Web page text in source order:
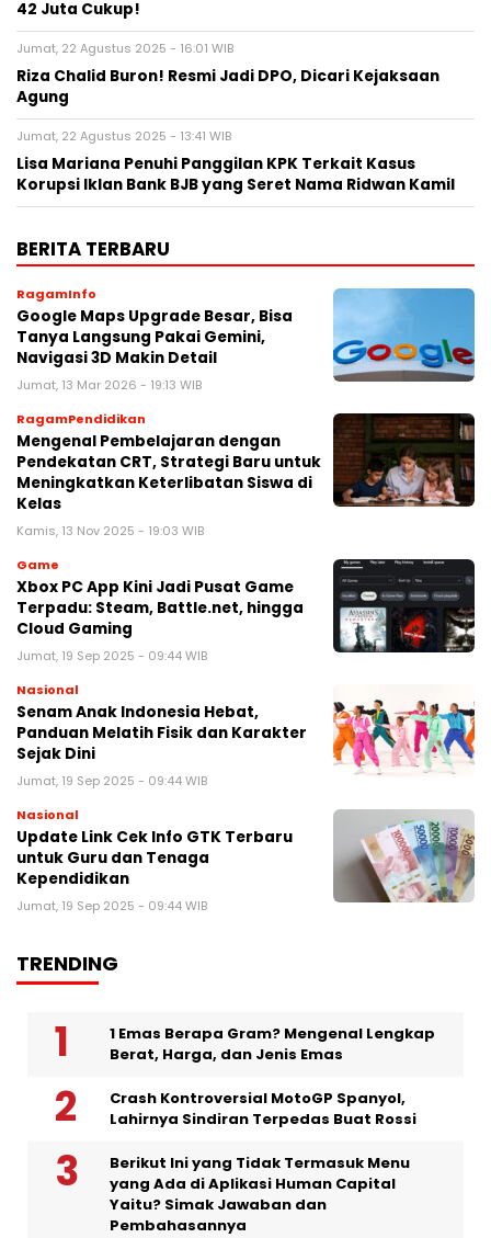
42 Juta Cukup!
Jumat, 22 Agustus 2025 - 16:01 WIB
Riza Chalid Buron! Resmi Jadi DPO, Dicari Kejaksaan
Agung
Jumat, 22 Agustus 2025 - 13:41 WIB
Lisa Mariana Penuhi Panggilan KPK Terkait Kasus
Korupsi Iklan Bank BJB yang Seret Nama Ridwan Kamil
BERITA TERBARU
RagamInfo
Google Maps Upgrade Besar, Bisa
Tanya Langsung Pakai Gemini,
Navigasi 3D Makin Detail
Jumat, 13 Mar 2026 - 19:13 WIB
RagamPendidikan
Mengenal Pembelajaran dengan
Pendekatan CRT, Strategi Baru untuk
Meningkatkan Keterlibatan Siswa di
Kelas
Kamis, 13 Nov 2025 - 19:03 WIB
Game
Xbox PC App Kini Jadi Pusat Game
Terpadu: Steam, Battle.net, hingga
Cloud Gaming
Jumat, 19 Sep 2025 - 09:44 WIB
Nasional
Senam Anak Indonesia Hebat,
Panduan Melatih Fisik dan Karakter
Sejak Dini
Jumat, 19 Sep 2025 - 09:44 WIB
Nasional
Update Link Cek Info GTK Terbaru
untuk Guru dan Tenaga
Kependidikan
Jumat, 19 Sep 2025 - 09:44 WIB
TRENDING
1 Emas Berapa Gram? Mengenal Lengkap
Berat, Harga, dan Jenis Emas
Crash Kontroversial MotoGP Spanyol,
Lahirnya Sindiran Terpedas Buat Rossi
Berikut Ini yang Tidak Termasuk Menu
yang Ada di Aplikasi Human Capital
Yaitu? Simak Jawaban dan
Pembahasannya